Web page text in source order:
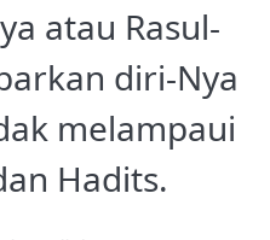
atau Rasul-
diri-Nya
melampaui
Hadits.